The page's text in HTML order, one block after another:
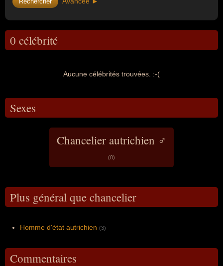
0 célébrité
Aucune célébrités trouvées. :-(
Sexes
Chancelier autrichien ♂
(0)
Plus général que chancelier
Homme d'état autrichien (3)
Commentaires